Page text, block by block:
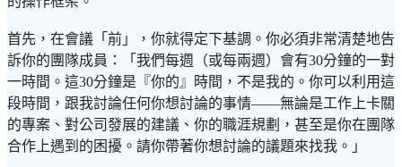
首先，在會議「前」，你就得定下基調。你必須非常清楚地告
訴你的團隊成員：「我們每週（或每兩週）會有30分鐘的一對
一時間。這30分鐘是『你的』時間，不是我的。你可以利用這
段時間，跟我討論任何你想討論的事情——無論是工作上卡關
的專案、對公司發展的建議、你的職涯規劃，甚至是你在團隊
合作上遇到的困擾。請你帶著你想討論的議題來找我。」